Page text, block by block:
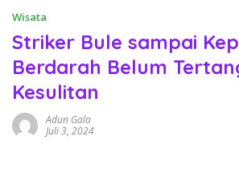
Wisata
Striker Bule sampai
Berdarah Belum
Kesulitan
Adun Gala
Juli 3, 2024